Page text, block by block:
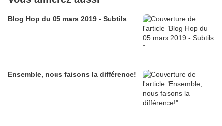
Blog Hop du 05 mars 2019 - Subtils
Ensemble, nous faisons la différence!